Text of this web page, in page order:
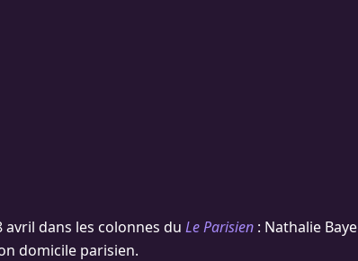
avril dans les colonnes du Le Parisien : Nathalie Baye
domicile parisien.